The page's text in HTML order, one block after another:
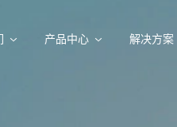
产品中心 解决方案